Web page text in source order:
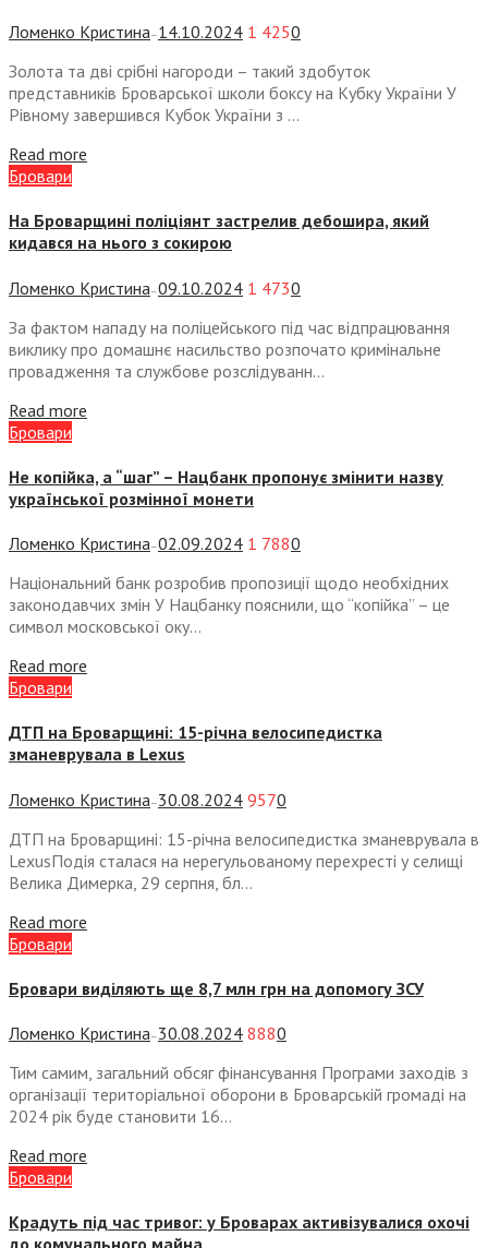
Ломенко Кристина— 14.10.2024 1 4250
Золота та дві срібні нагороди – такий здобуток
представників Броварської школи боксу на Кубку України У
Рівному завершився Кубок України з ...
Read more
Бровари
На Броварщині поліціянт застрелив дебошира, який
кидався на нього з сокирою
Ломенко Кристина —09.10.2024 1 4730
За фактом нападу на поліцейського під час відпрацювання
виклику про домашнє насильство розпочато кримінальне
провадження та службове розслідуванн...
Read more
Бровари
Не копійка, а “шаг” – Нацбанк пропонує змінити назву
української розмінної монети
Ломенко Кристина—02.09.2024 1 7880
Національний банк розробив пропозиції щодо необхідних
законодавчих змін У Нацбанку пояснили, що “копійка” – це
символ московської оку...
Read more
Бровари
ДТП на Броварщині: 15-річна велосипедистка
зманеврувала в Lexus
Ломенко Кристина — 30.08.2024 9570
ДТП на Броварщині: 15-річна велосипедистка зманеврувала в
LexusПодія сталася на нерегульованому перехресті у селищі
Велика Димерка, 29 серпня, бл...
Read more
Бровари
Бровари виділяють ще 8,7 млн грн на допомогу ЗСУ
Ломенко Кристина— 30.08.2024 8880
Тим самим, загальний обсяг фінансування Програми заходів з
організації територіальної оборони в Броварській громаді на
2024 рік буде становити 16...
Read more
Бровари
Крадуть під час тривог: у Броварах активізувалися охочі